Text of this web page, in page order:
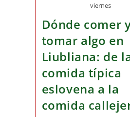
viernes
Dónde comer
tomar algo en
Liubliana: de
comida típica
eslovena a la
comida